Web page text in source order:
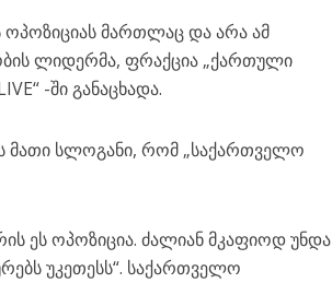
მართლაც და არა ამ
ლიდერმა, ფრაქცია „ქართული
-ში განაცხადა.
მათი სლოგანი, რომ „საქართველო
ეს ოპოზიცია. ძალიან მკაფიოდ უნდა
უკეთესს“. საქართველო